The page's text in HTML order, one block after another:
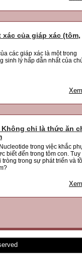
xác của giáp xác (tôm,
các giáp xác là một trong
sinh lý hấp dẫn nhất của
Không chỉ là thức ăn
trong việc khắc
biết đến trong tôm con. Tuy
tròng trong sự phát triển và